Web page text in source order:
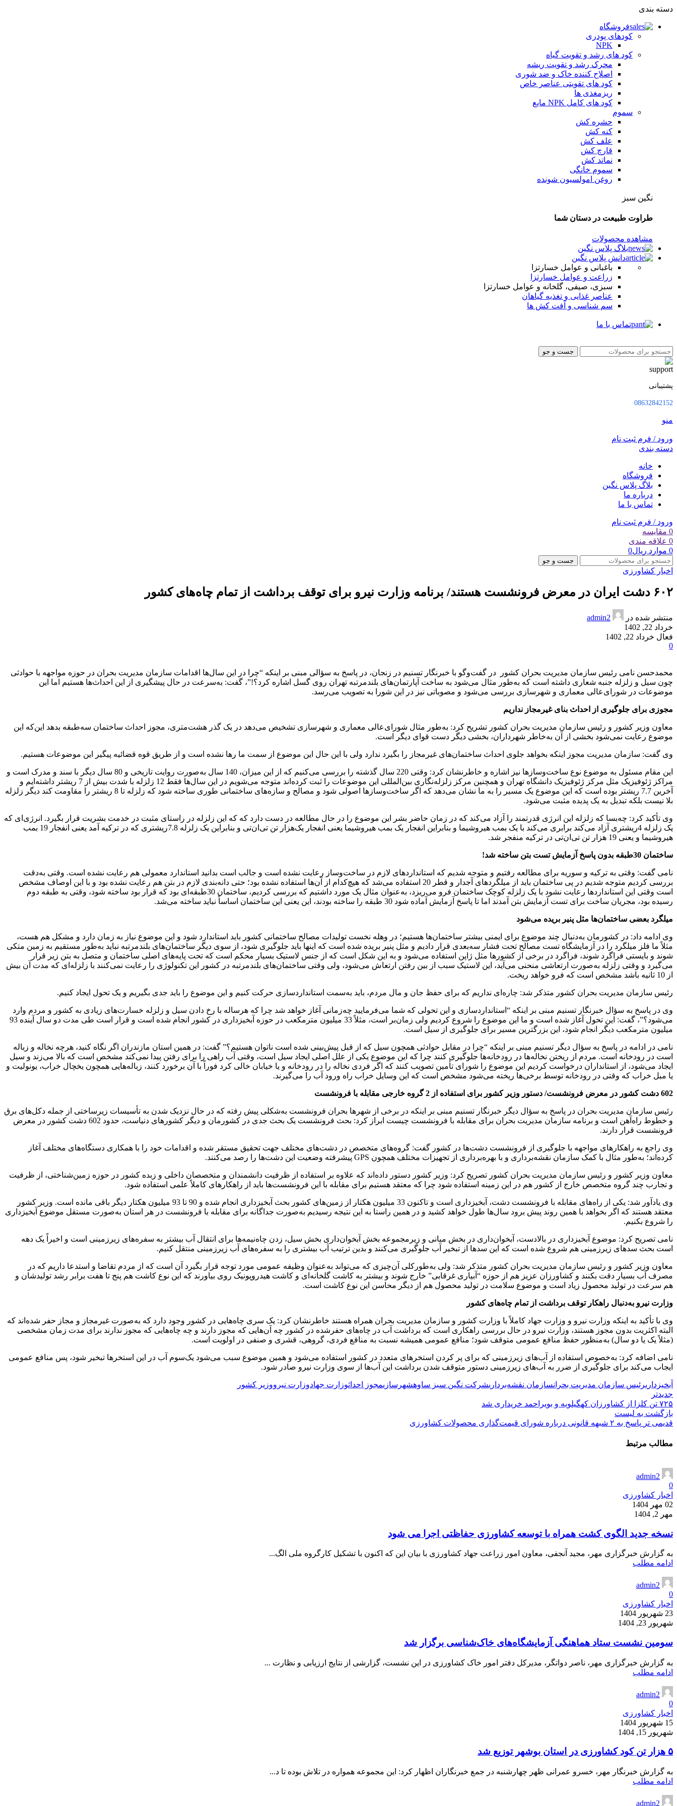
دسته بندی
فروشگاه
کودهای پودری
NPK
کود های رشد و تقویت گیاه
محرک رشد و تقویت ریشه
اصلاح کننده خاک و ضد شوری
کود های تقویتی عناصر خاص
ریزمغذی ها
کود های کامل NPK مایع
سموم
حشره کش
کنه کش
علف کش
قارچ کش
نماتد کش
سموم خانگی
روغن امولسیون شونده
نگین سبز
طراوت طبیعت در دستان شما
مشاهده محصولات
بلاگ پلاس نگین
دانش پلاس نگین
باغبانی و عوامل خسارتزا
زراعت و عوامل خسارتزا
سبزی، صیفی، گلخانه و عوامل خسارتزا
عناصر غذایی و تغذیه گیاهان
سم شناسی و آفت کش ها
تماس با ما
جست و جو
پشتیبانی
08632842152
منو
ورود / فرم ثبت نام
دسته بندی
خانه
فروشگاه
بلاگ پلاس نگین
درباره ما
تماس با ما
ورود / فرم ثبت نام
0 مقایسه
0 علاقه مندی
0 موارد ریال0
جست و جو
اخبار کشاورزی
۶۰۲ دشت ایران در معرض فرونشست هستند/ برنامه وزارت نیرو برای توقف برداشت از تمام چاه‌های کشور
منتشر شده در
admin2
خرداد 22, 1402
فعال خرداد 22, 1402
0
محمدحسن نامی رئیس سازمان مدیریت بحران کشور در گفت‌وگو با خبرنگار تسنیم در زنجان، در پاسخ به سؤالی مبنی بر اینکه “چرا در این سال‌ها اقدامات سازمان مدیریت بحران در حوزه مواجهه با حوادثی
چون سیل و زلزله جنبه شعاری داشته است که به‌طور مثال می‌شود به ساخت آپارتمان‌های بلندمرتبه تهران روی گسل اشاره کرد؟!”، گفت: به‌سرعت در حال پیشگیری از این احداث‌ها هستیم اما این
موضوعات در شورای‌عالی معماری و شهرسازی بررسی می‌شود و مصوباتی نیز در این شورا به تصویب می‌رسد.
مجوزی برای جلوگیری از احداث بنای غیرمجاز نداریم
معاون وزیر کشور و رئیس سازمان مدیریت بحران کشور تشریح کرد: به‌طور مثال شورای‌عالی معماری و شهرسازی تشخیص می‌دهد در یک گذر هشت‌متری، مجوز احداث ساختمان سه‌طبقه بدهد این‌که این
موضوع رعایت نمی‌شود بخشی از آن به‌خاطر شهرداران، بخشی دیگر دست قوای دیگر است.
وی گفت: سازمان مدیریت مجوز اینکه بخواهد جلوی احداث ساختمان‌های غیرمجاز را بگیرد ندارد ولی با این حال این موضوع از سمت ما رها نشده است و از طریق قوه قضائیه پیگیر این موضوعات هستیم.
این مقام مسئول به موضوع نوع ساخت‌وسازها نیز اشاره و خاطرنشان کرد: وقتی 220 سال گذشته را بررسی می‌کنیم که از این میزان، 140 سال به‌صورت روایت تاریخی و 80 سال دیگر با سند و مدرک است و
مراکز ژئوفیزیک مثل مرکز ژئوفیزیک دانشگاه تهران و همچنین مرکز زلزله‌نگاری بین‌المللی این موضوعات را ثبت کرده‌اند متوجه می‌شویم در این سال‌ها فقط 12 زلزله با شدت بیش از 7 ریشتر داشته‌ایم و
آخرین 7.7 ریشتر بوده است که این موضوع یک مسیر را به ما نشان می‌دهد که اگر ساخت‌وسازها اصولی شود و مصالح و سازه‌های ساختمانی طوری ساخته شود که زلزله تا 8 ریشتر را مقاومت کند دیگر زلزله
بلا نیست بلکه تبدیل به یک پدیده مثبت می‌شود.
وی تأکید کرد: چه‌بسا که زلزله این انرژی قدرتمند را آزاد می‌کند که در زمان حاضر بشر این موضوع را در حال مطالعه در دست دارد که که این زلزله در راستای مثبت در خدمت بشریت قرار بگیرد. انرژی‌ای که
یک زلزله 4ریشتری آزاد می‌کند برابری می‌کند با یک بمب هیروشیما و بنابراین انفجار یک بمب هیروشیما یعنی انفجار یک‌هزار تن تی‌ان‌تی و بنابراین یک زلزله 7.8ریشتری که در ترکیه آمد یعنی انفجار 19 بمب
هیروشیما و یعنی 19 هزار تن تی‌ان‌تی در ترکیه منفجر شد.
ساختمان 30طبقه بدون پاسخ آزمایش تست بتن ساخته شد!
نامی گفت: وقتی به ترکیه و سوریه برای مطالعه رفتیم و متوجه شدیم که استانداردهای لازم در ساخت‌وساز رعایت نشده است و جالب است بدانید استاندارد معمولی هم رعایت نشده است. وقتی به‌دقت
بررسی کردیم متوجه شدیم در پی ساختمان باید از میلگردهای آجدار و قطر 20 استفاده می‌شد که هیچ‌کدام از آن‌ها استفاده نشده بود؛ حتی دانه‌بندی لازم در بتن هم رعایت نشده بود و با این اوصاف مشخص
است وقتی این استانداردها رعایت نشود با یک زلزله کوچک ساختمان فرو می‌ریزد، به‌عنوان مثال یک مورد داشتیم که بررسی کردیم، ساختمان 30طبقه‌ای بود که قرار بود ساخته شود، وقتی به طبقه دوم
رسیده بود، مجریان ساخت برای تست آزمایش بتن آمدند اما تا پاسخ آزمایش آماده شود 30 طبقه را ساخته بودند، این یعنی این ساختمان اساساً نباید ساخته می‌شد.
میلگرد بعضی ساختمان‌ها مثل پنیر بریده می‌شود
وی ادامه داد: در کشورمان به‌دنبال چند موضوع برای ایمنی بیشتر ساختمان‌ها هستیم؛ در وهله نخست تولیدات مصالح ساختمانی کشور باید استاندارد شود و این موضوع نیاز به زمان دارد و مشکل هم هست،
مثلاً ما فلز میلگرد را در آزمایشگاه تست مصالح تحت فشار سه‌بعدی قرار دادیم و مثل پنیر بریده شده است که اینها باید جلوگیری شود، از سوی دیگر ساختمان‌‌های بلندمرتبه نباید به‌طور مستقیم به زمین متکی
شوند و بایستی فراگرد شوند، فراگرد در برخی از کشورها مثل ژاپن استفاده می‌شود و به این شکل است که از جنس لاستیک بسیار محکم است که تحت پایه‌های اصلی ساختمان و متصل به بتن زیر قرار
می‌گیرد و وقتی زلزله به‌صورت ارتعاشی منحنی می‌آید، این لاستیک سبب از بین رفتن ارتعاش می‌شود، ولی وقتی ساختمان‌های بلندمرتبه در کشور این تکنولوژی را رعایت نمی‌کنند با زلزله‌ای که مدت آن بیش
از 10 ثانیه باشد مشخص است که فرو خواهد ریخت.
رئیس سازمان مدیریت بحران کشور متذکر شد: چاره‌ای نداریم که برای حفظ جان و مال مردم، باید به‌سمت استانداردسازی حرکت کنیم و این موضوع را باید جدی بگیریم و یک تحول ایجاد کنیم.
وی در پاسخ به سؤال خبرنگار تسنیم مبنی بر اینکه “استانداردسازی و این تحولی که شما می‌فرمایید چه‌زمانی آغاز خواهد شد چرا که هرساله با رخ دادن سیل و زلزله خسارت‌های زیادی به کشور و مردم وارد
می‌شود؟”، گفت: این تحول آغاز شده است و ما این موضوع را شروع کردیم ولی زمان‌بر است، مثلاً 33 میلیون مترمکعب در حوزه آبخیزداری در کشور انجام شده است و قرار است طی مدت دو سال آینده 93
میلیون مترمکعب دیگر انجام شود، این بزرگترین مسیر برای جلوگیری از سیل است.
نامی در ادامه در پاسخ به سؤال دیگر تسنیم مبنی بر اینکه “چرا در مقابل حوادثی همچون سیل که از قبل پیش‌بینی شده است ناتوان هستیم؟” گفت: در همین استان مازندران اگر نگاه کنید، هرچه نخاله و زباله
است در رودخانه است. مردم از ریختن نخاله‌ها در رودخانه‌ها جلوگیری کنند چرا که این موضوع یکی از علل اصلی ایجاد سیل است، وقتی آب راهی را برای رفتن پیدا نمی‌کند مشخص است که بالا می‌زند و سیل
ایجاد می‌شود، از استانداران درخواست کردیم این موضوع را شورای تأمین تصویب کنند که اگر فردی نخاله را در رودخانه و یا خیابان خالی کرد فوراً با آن برخورد کنند، زباله‌هایی همچون یخچال خراب، یونولیت و
یا مبل خراب که وقتی در رودخانه توسط برخی‌ها ریخته می‌شود مشخص است که این وسایل خراب راه ورود آب را می‌گیرند.
602 دشت کشور در معرض فرونشست/ دستور وزیر کشور برای استفاده از 2 گروه خارجی مقابله با فرونشست
رئیس سازمان مدیریت بحران در پاسخ به سؤال دیگر خبرنگار تسنیم مبنی بر اینکه در برخی از شهرها بحران فرونشست به‌شکلی پیش رفته که در حال نزدیک شدن به تأسیسات زیرساختی از جمله دکل‌های برق
و خطوط راه‌آهن است و برنامه سازمان مدیریت بحران برای مقابله با فرونشست چیست ابراز کرد: بحث فرونشست یک بحث جدی در کشورمان و دیگر کشورهای دنیاست، حدود 602 دشت کشور در معرض
فرونشست قرار دارند.
وی راجع به راهکارهای مواجهه با جلوگیری از فرونشست دشت‌ها در کشور گفت: گروه‌های متخصص در دشت‌های مختلف جهت تحقیق مستقر شده و اقدامات خود را با همکاری دستگاه‌های مختلف آغاز
کرده‌اند؛ به‌طور مثال با کمک سازمان نقشه‌برداری و با بهره‌برداری از تجهیزات مختلف همچون GPS پیشرفته وضعیت این دشت‌ها را رصد می‌کنند.
معاون وزیر کشور و رئیس سازمان مدیریت بحران کشور تصریح کرد: وزیر کشور دستور داده‌‌اند که علاوه بر استفاده از ظرفیت دانشمندان و متخصصان داخلی و زبده کشور در حوزه زمین‌شناختی، از ظرفیت
و تجارب چند گروه متخصص خارج از کشور هم در این زمینه استفاده شود چرا که معتقد هستیم برای مقابله با این فرونشست‌ها باید از راهکارهای کاملاً علمی استفاده شود.
وی یادآور شد: یکی از راه‌های مقابله با فرونشست دشت، آبخیزداری است و تاکنون 33 میلیون هکتار از زمین‌های کشور بحث آبخیزداری انجام شده و 90 تا 93 میلیون هکتار دیگر باقی مانده است. وزیر کشور
معتقد هستند که اگر بخواهد با همین روند پیش برود سال‌ها طول خواهد کشید و در همین راستا به این نتیجه رسیدیم به‌صورت جداگانه برای مقابله با فرونشست در هر استان به‌صورت مستقل موضوع آبخیزداری
را شروع بکنیم.
نامی تصریح کرد: موضوع آبخیزداری در بالادست، آبخوان‌داری در بخش میانی و زیرمجموعه بخش آبخوان‌داری بخش سیل، زدن چاه‌نیمه‌ها برای انتقال آب بیشتر به سفره‌های زیرزمینی است و اخیراً یک دهه
است بحث سدهای زیرزمینی هم شروع شده است که این سدها از تبخیر آب جلوگیری می‌کنند و بدین ترتیب آب بیشتری را به سفره‌های آب زیرزمینی منتقل کنیم.
معاون وزیر کشور و رئیس سازمان مدیریت بحران کشور متذکر شد: ولی به‌طورکلی آن‌چیزی که می‌تواند به‌عنوان وظیفه عمومی مورد توجه قرار بگیرد آن است که از مردم تقاضا و استدعا داریم که در
مصرف آب بسیار دقت بکنند و کشاورزان عزیز هم از حوزه “آبیاری غرقابی” خارج شوند و بیشتر به کاشت گلخانه‌ای و کاشت هیدروپونیک روی بیاورند که این نوع کاشت هم پنج تا هفت برابر رشد تولیدشان و
هم سرعت در تولید محصول زیاد است و موضوع سلامت در تولید محصول هم از دیگر محاسن این نوع کاشت است.
وزارت نیرو به‌دنبال راهکار توقف برداشت از تمام چاه‌های کشور
وی با تأکید به اینکه وزارت نیرو و وزارت جهاد کاملاً با وزارت کشور و سازمان مدیریت بحران همراه هستند خاطرنشان کرد: یک سری چاه‌هایی در کشور وجود دارد که به‌صورت غیرمجاز و مجاز حفر شده‌اند که
البته اکثریت بدون مجوز هستند، وزارت نیرو در حال بررسی راهکاری است که برداشت آب در چاه‌های حفرشده در کشور چه آن‌هایی که مجوز دارند و چه چاه‌هایی که مجوز ندارند برای مدت زمان مشخصی
(مثلاً یک یا دو سال) به‌منظور حفظ منافع عمومی متوقف شود؛ منافع عمومی همیشه نسبت به منافع فردی، گروهی، قشری و صنفی در اولویت است.
نامی اضافه کرد: به‌خصوص استفاده از آب‌های زیرزمینی که برای پر کردن استخرهای متعدد در کشور استفاده می‌شود و همین موضوع سبب می‌شود یک‌سوم آب در این استخرها تبخیر شود، پس منافع عمومی
ایجاب می‌کند برای جلوگیری از ضرر به آب‌های زیرزمینی دستور متوقف شدن برداشت این آب‌ها از سوی وزارت نیرو صادر شود.
آبخیزداریرئیس سازمان مدیریت بحرانسازمان نقشه‌برداریشرکت نگین سبز ساوهشهرسازیمجوز احداثوزارت جهادوزارت نیرووزیر کشور
جدیدتر
۷۲۵ تن کلزا از کشاورزان کهگیلویه و بویراحمد خریداری شد
بازگشت به لیست
قدیمی تر پاسخ به ۲ شبهه‌ قانونی درباره شورای قیمت‌گذاری محصولات کشاورزی
مطالب مرتبط
admin2
0
اخبار کشاورزی
02 مهر 1404
مهر 2, 1404
نسخه جدید الگوی کشت همراه با توسعه کشاورزی حفاظتی اجرا می شود
به گزارش خبرگزاری مهر، مجید آنجفی، معاون امور زراعت جهاد کشاورزی با بیان این که اکنون با تشکیل کارگروه ملی الگ...
ادامه مطلب
admin2
0
اخبار کشاورزی
23 شهریور 1404
شهریور 23, 1404
سومین نشست ستاد هماهنگی آزمایشگاه‌های خاک‌شناسی برگزار شد
به گزارش خبرگزاری مهر، ناصر دواتگر، مدیرکل دفتر امور خاک کشاورزی در این نشست، گزارشی از نتایج ارزیابی و نظارت ...
ادامه مطلب
admin2
0
اخبار کشاورزی
15 شهریور 1404
شهریور 15, 1404
۵ هزار تن کود کشاورزی در استان بوشهر توزیع شد
به گزارش خبرنگار مهر، خسرو عمرانی ظهر چهارشنبه در جمع خبرنگاران اظهار کرد: این مجموعه همواره در تلاش بوده تا د...
ادامه مطلب
admin2